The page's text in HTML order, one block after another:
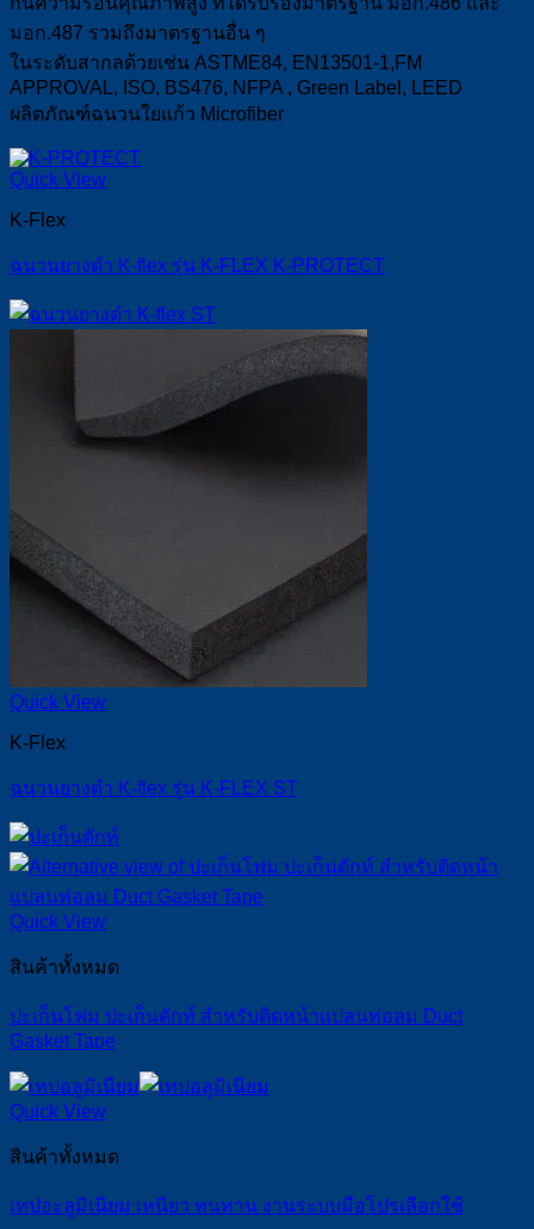
มอก.487 รวมถึงมาตรฐานอื่น ๆ
ในระดับสากลด้วยเช่น ASTME84, EN13501-1,FM
APPROVAL, ISO, BS476, NFPA , Green Label, LEED
ผลิตภัณฑ์ฉนวนใยแก้ว Microfiber
Quick View
K-Flex
ฉนวนยางดำ K-flex รุ่น K-FLEX K-PROTECT
Quick View
K-Flex
ฉนวนยางดำ K-flex รุ่น K-FLEX ST
Quick View
สินค้าทั้งหมด
ปะเก็นโฟม ปะเก็นดักท์ สำหรับติดหน้าแปลนท่อลม Duct
Gasket Tape
Quick View
สินค้าทั้งหมด
เทปอะลูมิเนียม เหนียว ทนทาน งานระบบมือโปรเลือกใช้